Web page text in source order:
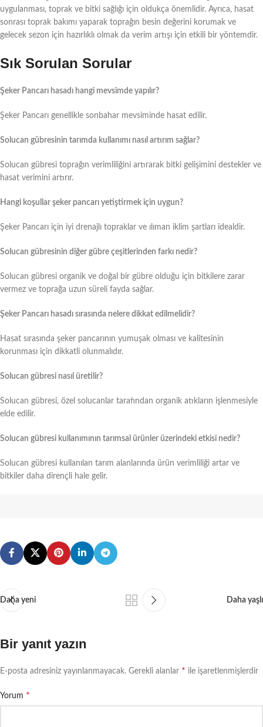
uygulanması, toprak ve bitki sağlığı için oldukça önemlidir. Ayrıca, hasat
sonrası toprak bakımı yaparak toprağın besin değerini korumak ve
gelecek sezon için hazırlıklı olmak da verim artışı için etkili bir yöntemdir.
Sık Sorulan Sorular
Şeker Pancarı hasadı hangi mevsimde yapılır?
Şeker Pancarı genellikle sonbahar mevsiminde hasat edilir.
Solucan gübresinin tarımda kullanımı nasıl artırım sağlar?
Solucan gübresi toprağın verimliliğini artırarak bitki gelişimini destekler ve
hasat verimini artırır.
Hangi koşullar şeker pancarı yetiştirmek için uygun?
Şeker Pancarı için iyi drenajlı topraklar ve ılıman iklim şartları idealdir.
Solucan gübresinin diğer gübre çeşitlerinden farkı nedir?
Solucan gübresi organik ve doğal bir gübre olduğu için bitkilere zarar
vermez ve toprağa uzun süreli fayda sağlar.
Şeker Pancarı hasadı sırasında nelere dikkat edilmelidir?
Hasat sırasında şeker pancarının yumuşak olması ve kalitesinin
korunması için dikkatli olunmalıdır.
Solucan gübresi nasıl üretilir?
Solucan gübresi, özel solucanlar tarafından organik atıkların işlenmesiyle
elde edilir.
Solucan gübresi kullanımının tarımsal ürünler üzerindeki etkisi nedir?
Solucan gübresi kullanılan tarım alanlarında ürün verimliliği artar ve
bitkiler daha dirençli hale gelir.
Daha yeni Daha yaşlı
Bir yanıt yazın
E-posta adresiniz yayınlanmayacak. Gerekli alanlar * ile işaretlenmişlerdir
Yorum *